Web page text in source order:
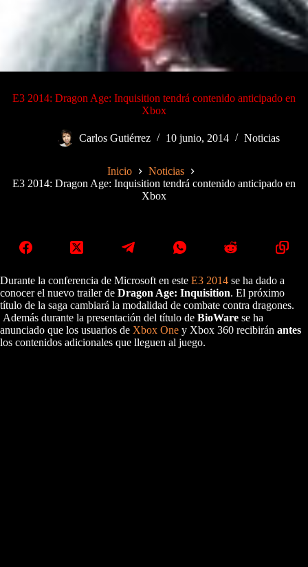
E3 2014: Dragon Age: Inquisition tendrá contenido anticipado en
Xbox
Carlos Gutiérrez 10 junio, 2014 Noticias
Inicio
Noticias
E3 2014: Dragon Age: Inquisition tendrá contenido anticipado en
Xbox
Durante la conferencia de Microsoft en este E3 2014 se ha dado a
conocer el nuevo trailer de Dragon Age: Inquisition. El próximo
título de la saga cambiará la modalidad de combate contra dragones.
Además durante la presentación del título de BioWare se ha
anunciado que los usuarios de Xbox One y Xbox 360 recibirán antes
los contenidos adicionales que lleguen al juego.